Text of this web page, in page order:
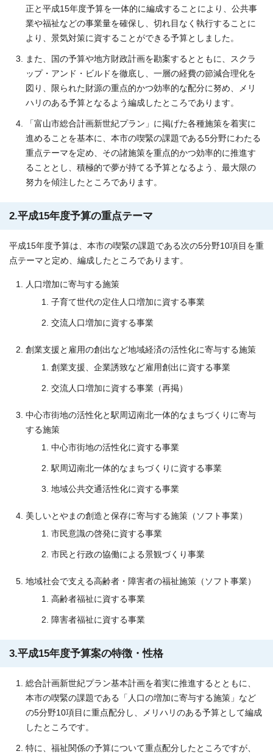
正と平成15年度予算を一体的に編成することにより、公共事
業や福祉などの事業量を確保し、切れ目なく執行することに
より、景気対策に資することができる予算としました。
また、国の予算や地方財政計画を勘案するとともに、スクラ
ップ・アンド・ビルドを徹底し、一層の経費の節減合理化を
図り、限られた財源の重点的かつ効率的な配分に努め、メリ
ハリのある予算となるよう編成したところであります。
「富山市総合計画新世紀プラン」に掲げた各種施策を着実に
進めることを基本に、本市の喫緊の課題である5分野にわたる
重点テーマを定め、その諸施策を重点的かつ効率的に推進す
ることとし、積極的で夢が持てる予算となるよう、最大限の
努力を傾注したところであります。
2.平成15年度予算の重点テーマ
平成15年度予算は、本市の喫緊の課題である次の5分野10項目を重
点テーマと定め、編成したところであります。
人口増加に寄与する施策
子育て世代の定住人口増加に資する事業
交流人口増加に資する事業
創業支援と雇用の創出など地域経済の活性化に寄与する施策
創業支援、企業誘致など雇用創出に資する事業
交流人口増加に資する事業（再掲）
中心市街地の活性化と駅周辺南北一体的なまちづくりに寄与
する施策
中心市街地の活性化に資する事業
駅周辺南北一体的なまちづくりに資する事業
地域公共交通活性化に資する事業
美しいとやまの創造と保存に寄与する施策（ソフト事業）
市民意識の啓発に資する事業
市民と行政の協働による景観づくり事業
地域社会で支える高齢者・障害者の福祉施策（ソフト事業）
高齢者福祉に資する事業
障害者福祉に資する事業
3.平成15年度予算案の特徴・性格
総合計画新世紀プラン基本計画を着実に推進するとともに、
本市の喫緊の課題である「人口の増加に寄与する施策」など
の5分野10項目に重点配分し、メリハリのある予算として編成
したところです。
特に、福祉関係の予算について重点配分したところですが、